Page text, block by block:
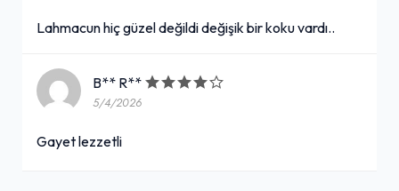
Lahmacun hiç güzel değildi değişik bir koku vardı..
B** R**
5/4/2026
Gayet lezzetli